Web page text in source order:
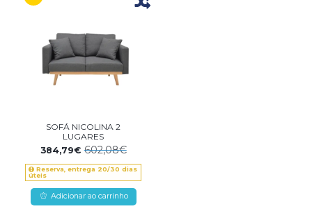
SOFÁ NICOLINA 2
LUGARES
384,79€602,08€
Reserva, entrega 20/30 dias
úteis
Adicionar ao carrinho